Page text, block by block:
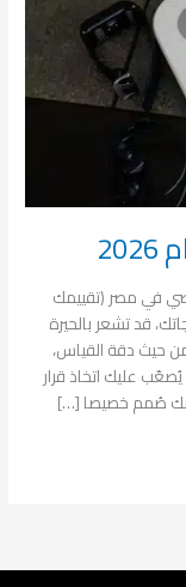
في مصر (تقييمك
قد تشعر بالحيرة
حيث دقة القياس،
عليك اتخاذ قرار
صُمم خصيصا […]